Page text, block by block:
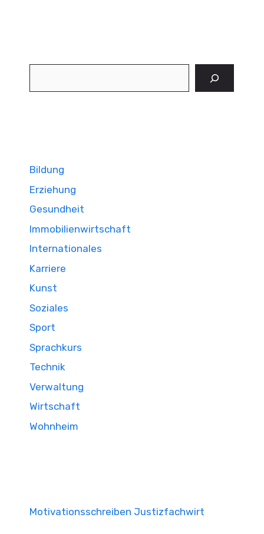
Bildung
Erziehung
Gesundheit
Immobilienwirtschaft
Internationales
Karriere
Kunst
Soziales
Sport
Sprachkurs
Technik
Verwaltung
Wirtschaft
Wohnheim
Motivationsschreiben Justizfachwirt